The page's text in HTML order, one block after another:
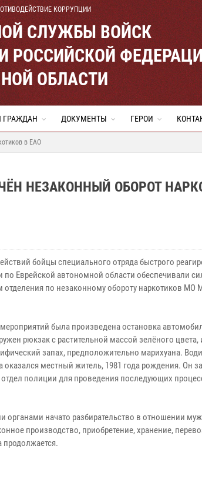
КОРРУПЦИИ
СЛУЖБЫ ВОЙСК
РОССИЙСКОЙ
ОБЛАСТИ
ГРАЖДАН ДОКУМЕНТЫ ГЕРОИ
в ЕАО
НЕЗАКОННЫЙ ОБОРОТ
бойцы специального отряда быстрого
по Еврейской автономной области обеспечивали
отделения по незаконному обороту наркотиков МО
была произведена остановка
рюкзак с растительной массой зелёного
запах, предположительно марихуана.
оказался местный житель, 1981 года рождения. Он
полиции для проведения последующих
органами начато разбирательство в отношении
производство, приобретение, хранение,
продолжается.